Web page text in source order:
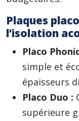
Plaques
l’isolation
Placo
simple et
épaisseurs
Placo Duo :
supérieure